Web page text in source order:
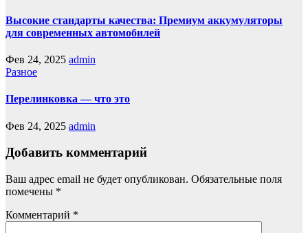
Высокие стандарты качества: Премиум аккумуляторы
для современных автомобилей
Фев 24, 2025 admin
Разное
Перелинковка — что это
Фев 24, 2025 admin
Добавить комментарий
Ваш адрес email не будет опубликован. Обязательные поля
помечены *
Комментарий *